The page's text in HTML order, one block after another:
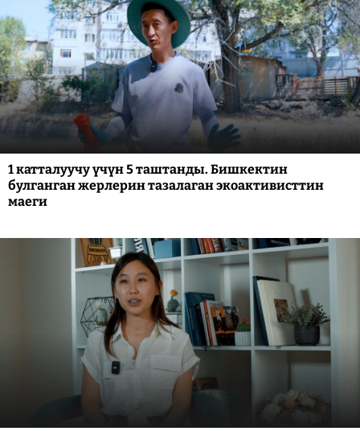
1 катталуучу үчүн 5 таштанды. Бишкектин
булганган жерлерин тазалаган экоактивисттин
маеги